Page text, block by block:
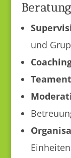
und
Einheiten